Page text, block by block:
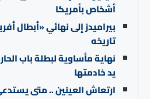
أشخاص بأمريكا
بيراميدز إلى نهائي «أبطال
تاريخه
نهاية مأساوية لبطلة باب
يد خادمتها
ارتعاش العينين .. متى